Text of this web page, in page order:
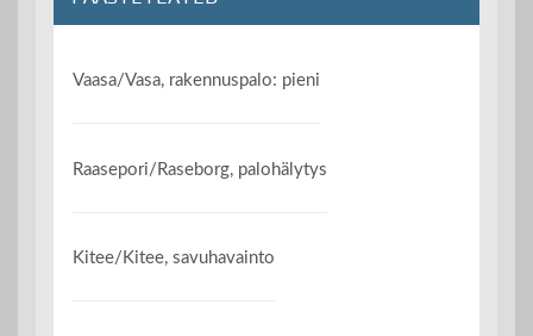
Vaasa/Vasa, rakennuspalo: pieni
Raasepori/Raseborg, palohälytys
Kitee/Kitee, savuhavainto